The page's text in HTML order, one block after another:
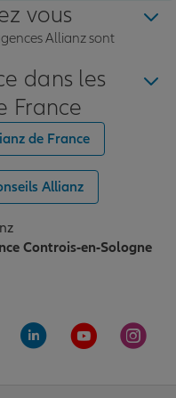
vous
Allianz sont
dans les
France
de France
Allianz
Controis-en-Sologne
Facebook de Allianz
sur la page Twitter de
Aller sur la page
Aller sur la
Aller